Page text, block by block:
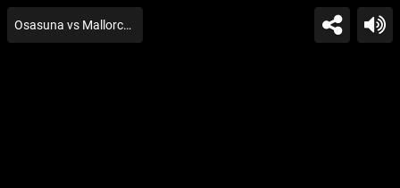
Osasuna vs Mallorca Gn